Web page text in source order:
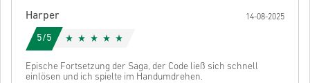
Harper 14-08-2025
5/5
Epische Fortsetzung der Saga, der Code ließ sich schnell
einlösen und ich spielte im Handumdrehen.